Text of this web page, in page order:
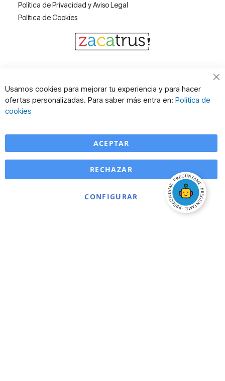
Política de Privacidad y Aviso Legal
Política de Cookies
Usamos cookies para mejorar tu experiencia y para hacer
ofertas personalizadas. Para saber más entra en: Política de
cookies
ACEPTAR
CONFIGURAR
RECHAZAR